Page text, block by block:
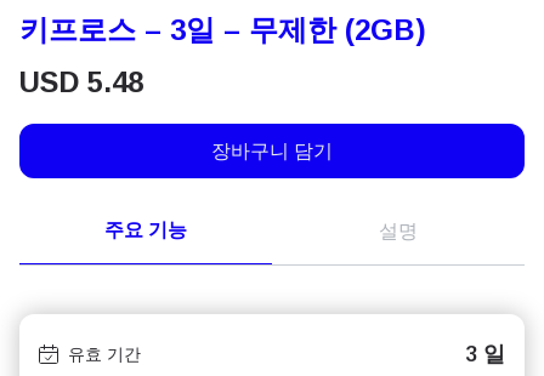
키프로스 – 3일 – 무제한 (2GB)
USD 5.48
장바구니 담기
주요 기능 설명
유효 기간 3 일